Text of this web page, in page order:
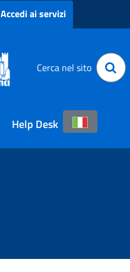
Accedi ai servizi
Cerca nel sito
Help Desk